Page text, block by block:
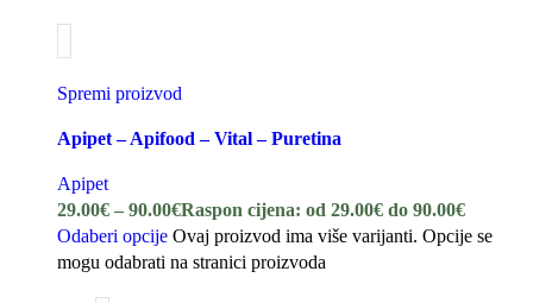
Spremi proizvod
Apipet – Apifood – Vital – Puretina
Apipet
29.00€ – 90.00€Raspon cijena: od 29.00€ do 90.00€
Odaberi opcije Ovaj proizvod ima više varijanti. Opcije se
mogu odabrati na stranici proizvoda